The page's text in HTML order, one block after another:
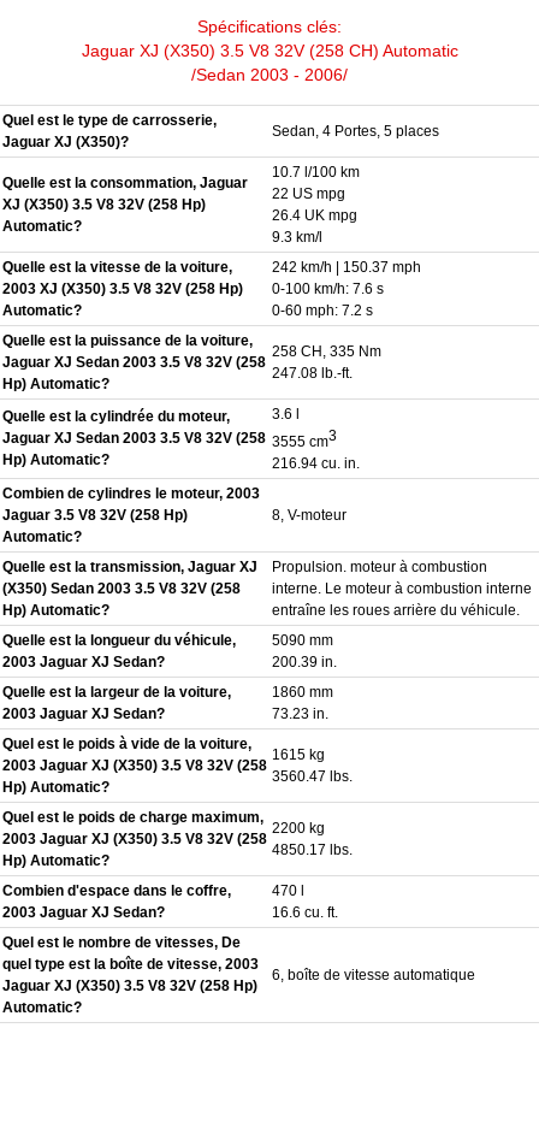
Spécifications clés:
Jaguar XJ (X350) 3.5 V8 32V (258 CH) Automatic
/Sedan 2003 - 2006/
Quel est le type de carrosserie,
Jaguar XJ (X350)?
Sedan, 4 Portes, 5 places
Quelle est la consommation, Jaguar
XJ (X350) 3.5 V8 32V (258 Hp)
Automatic?
10.7 l/100 km
22 US mpg
26.4 UK mpg
9.3 km/l
Quelle est la vitesse de la voiture,
2003 XJ (X350) 3.5 V8 32V (258 Hp)
Automatic?
242 km/h | 150.37 mph
0-100 km/h: 7.6 s
0-60 mph: 7.2 s
Quelle est la puissance de la voiture,
Jaguar XJ Sedan 2003 3.5 V8 32V (258
Hp) Automatic?
258 CH, 335 Nm
247.08 lb.-ft.
Quelle est la cylindrée du moteur,
Jaguar XJ Sedan 2003 3.5 V8 32V (258
Hp) Automatic?
3.6 l
3555 cm3
216.94 cu. in.
Combien de cylindres le moteur, 2003
Jaguar 3.5 V8 32V (258 Hp)
Automatic?
8, V-moteur
Quelle est la transmission, Jaguar XJ
(X350) Sedan 2003 3.5 V8 32V (258
Hp) Automatic?
Propulsion. moteur à combustion
interne. Le moteur à combustion interne
entraîne les roues arrière du véhicule.
Quelle est la longueur du véhicule,
2003 Jaguar XJ Sedan?
5090 mm
200.39 in.
Quelle est la largeur de la voiture,
2003 Jaguar XJ Sedan?
1860 mm
73.23 in.
Quel est le poids à vide de la voiture,
2003 Jaguar XJ (X350) 3.5 V8 32V (258
Hp) Automatic?
1615 kg
3560.47 lbs.
Quel est le poids de charge maximum,
2003 Jaguar XJ (X350) 3.5 V8 32V (258
Hp) Automatic?
2200 kg
4850.17 lbs.
Combien d'espace dans le coffre,
2003 Jaguar XJ Sedan?
470 l
16.6 cu. ft.
Quel est le nombre de vitesses, De
quel type est la boîte de vitesse, 2003
Jaguar XJ (X350) 3.5 V8 32V (258 Hp)
Automatic?
6, boîte de vitesse automatique